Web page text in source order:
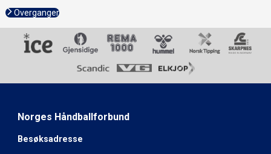
Overganger
Norges Håndballforbund
Besøksadresse